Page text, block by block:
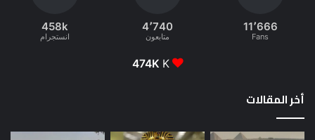
11٬666
Fans
4٬740
متابعون
458k
انستجرام
474K K
أخر المقالات